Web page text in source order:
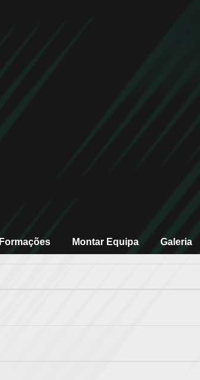
Formações Montar Equipa Galeria